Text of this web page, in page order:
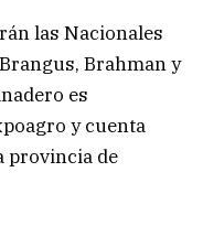
las Nacionales
Brahman y
es
y cuenta
provincia de